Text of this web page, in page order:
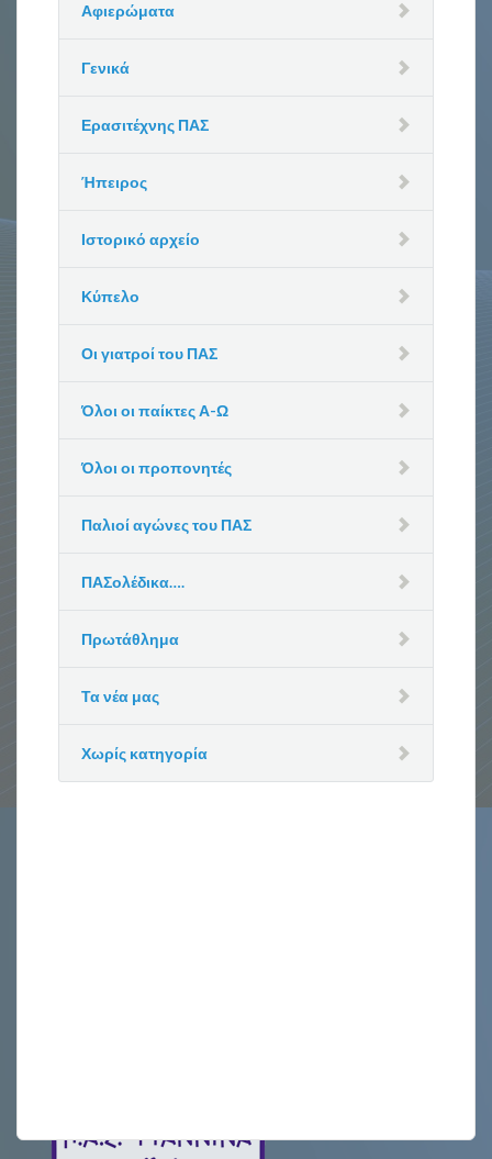
Αφιερώματα
Γενικά
Ερασιτέχνης ΠΑΣ
Ήπειρος
Ιστορικό αρχείο
Κύπελο
Οι γιατροί του ΠΑΣ
Όλοι οι παίκτες Α-Ω
Όλοι οι προπονητές
Παλιοί αγώνες του ΠΑΣ
ΠΑΣολέδικα….
Πρωτάθλημα
Τα νέα μας
Χωρίς κατηγορία